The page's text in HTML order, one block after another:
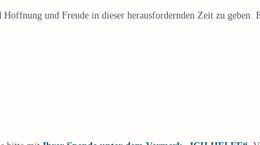
Hoffnung und Freude in dieser herausfordernden Zeit zu